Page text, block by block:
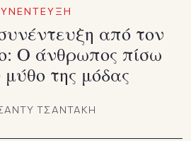
από τον
Ο άνθρωπος πίσω
της μόδας
ΤΣΑΝΤΑΚΗ